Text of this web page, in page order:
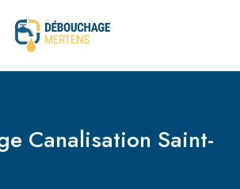
Canalisation Saint-